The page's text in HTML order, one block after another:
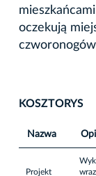
oczekują
czworonogów
KOSZTORYS
Nazwa
Projekt